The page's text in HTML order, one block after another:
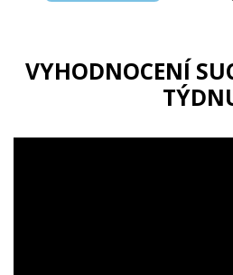
VYHODNOCENÍ